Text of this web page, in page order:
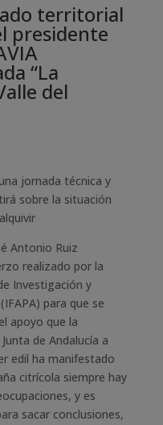
territorial
presidente
“La
del
jornada técnica y
sobre la situación
Antonio Ruiz
realizado por la
Investigación y
para que se
apoyo que la
de Andalucía a
edil ha manifestado
citrícola siempre hay
y es
sacar conclusiones,